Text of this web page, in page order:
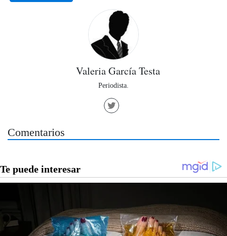
Valeria García Testa
Periodista.
Comentarios